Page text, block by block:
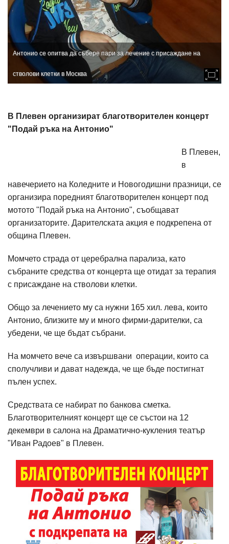
Антонио се опитва да събере пари за лечение с присаждане на
стволови клетки в Москва
В Плевен организират благотворителен концерт
"Подай ръка на Антонио"
В Плевен,
в
навечерието на Коледните и Новогодишни празници, се
организира поредният благотворителен концерт под
мотото "Подай ръка на Антонио", съобщават
организаторите. Дарителската акция е подкрепена от
община Плевен.
Момчето страда от церебрална парализа, като
събраните средства от концерта ще отидат за терапия
с присаждане на стволови клетки.
Общо за лечението му са нужни 165 хил. лева, които
Антонио, близките му и много фирми-дарителки, са
убедени, че ще бъдат събрани.
На момчето вече са извършвани операции, които са
сполучливи и дават надежда, че ще бъде постигнат
пълен успех.
Средствата се набират по банкова сметка.
Благотворителният концерт ще се състои на 12
декември в салона на Драматично-кукления театър
"Иван Радоев" в Плевен.